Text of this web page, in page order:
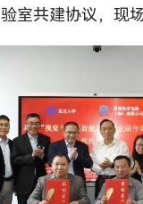
室共建协议，现